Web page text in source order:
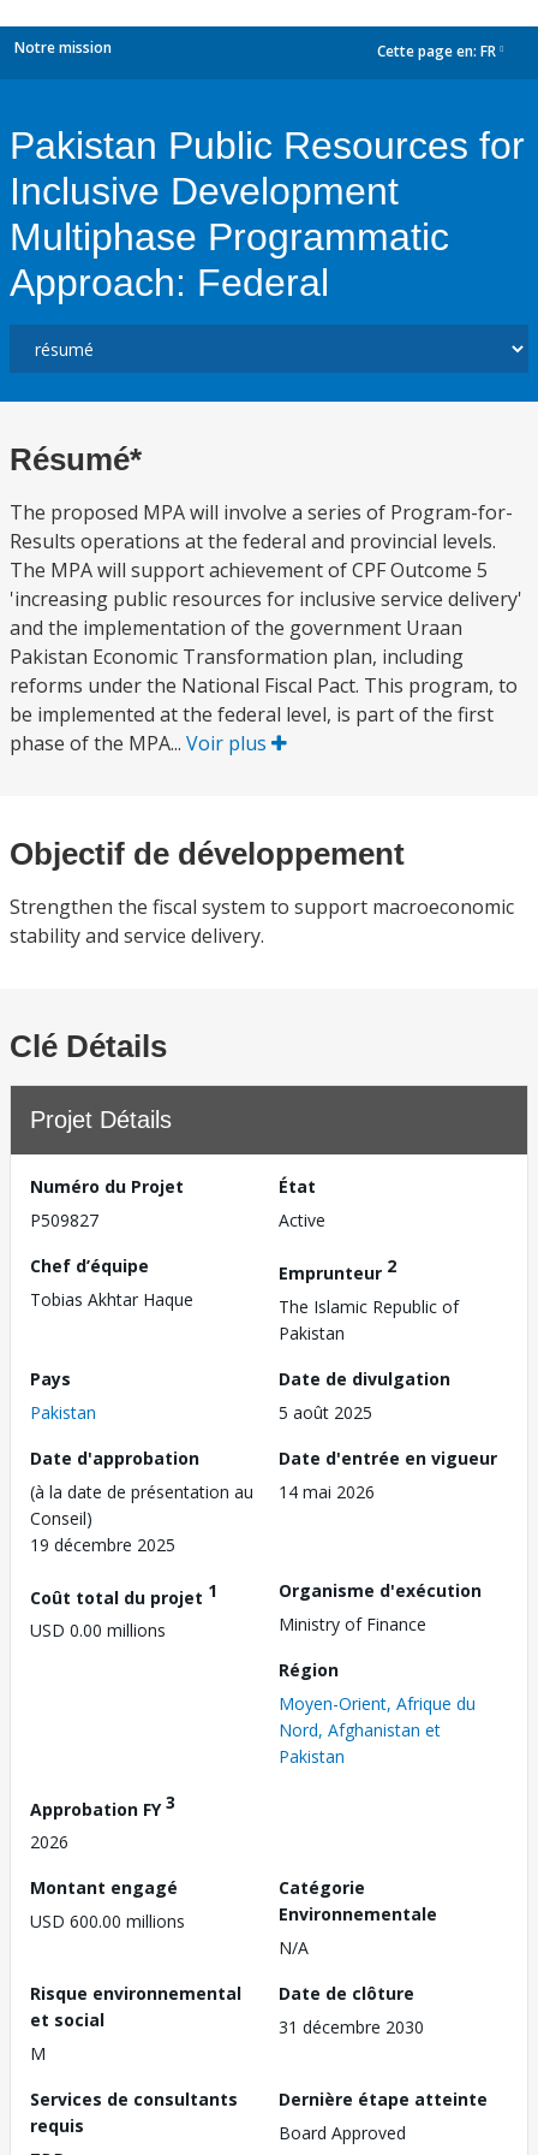
Notre mission Cette page en: FR
Pakistan Public Resources for
Inclusive Development
Multiphase Programmatic
Approach: Federal
Résumé*
The proposed MPA will involve a series of Program-for-
Results operations at the federal and provincial levels.
The MPA will support achievement of CPF Outcome 5
'increasing public resources for inclusive service delivery'
and the implementation of the government Uraan
Pakistan Economic Transformation plan, including
reforms under the National Fiscal Pact. This program, to
be implemented at the federal level, is part of the first
phase of the MPA... Voir plus
Objectif de développement
Strengthen the fiscal system to support macroeconomic
stability and service delivery.
Clé Détails
Projet Détails
Numéro du Projet
P509827
État
Active
Chef d’équipe
Tobias Akhtar Haque
Emprunteur 2
The Islamic Republic of
Pakistan
Pays
Pakistan
Date de divulgation
5 août 2025
Date d'approbation
(à la date de présentation au
Conseil)
19 décembre 2025
Date d'entrée en vigueur
14 mai 2026
Coût total du projet 1
USD 0.00 millions
Organisme d'exécution
Ministry of Finance
Région
Moyen-Orient, Afrique du
Nord, Afghanistan et
Pakistan
Approbation FY3
2026
Montant engagé
USD 600.00 millions
Catégorie
Environnementale
N/A
Risque environnemental
et social
M
Date de clôture
31 décembre 2030
Services de consultants
requis
Dernière étape atteinte
Board Approved